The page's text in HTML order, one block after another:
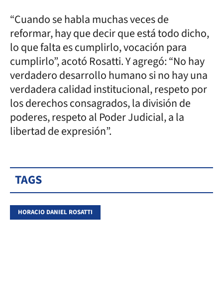
“Cuando se habla muchas veces de
reformar, hay que decir que está todo dicho,
lo que falta es cumplirlo, vocación para
cumplirlo”, acotó Rosatti. Y agregó: “No hay
verdadero desarrollo humano si no hay una
verdadera calidad institucional, respeto por
los derechos consagrados, la división de
poderes, respeto al Poder Judicial, a la
libertad de expresión”.
TAGS
HORACIO DANIEL ROSATTI